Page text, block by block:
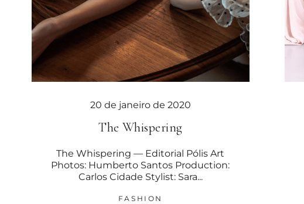
20 de janeiro de 2020
The Whispering
The Whispering — Editorial Pólis Art
Photos: Humberto Santos Production:
Carlos Cidade Stylist: Sara...
FASHION